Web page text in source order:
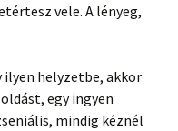
vele. A lényeg,
ilyen helyzetbe, akkor
egy ingyen
mindig kéznél